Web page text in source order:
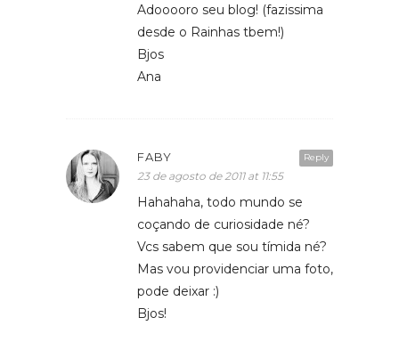
Adooooro seu blog! (fazissima
desde o Rainhas tbem!)
Bjos
Ana
Reply
FABY
23 de agosto de 2011 at 11:55
Hahahaha, todo mundo se
coçando de curiosidade né?
Vcs sabem que sou tímida né?
Mas vou providenciar uma foto,
pode deixar :)
Bjos!